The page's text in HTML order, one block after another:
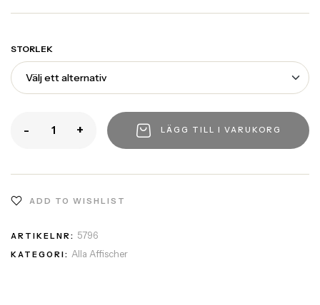
STORLEK
- + LÄGG TILL I VARUKORG
ADD TO WISHLIST
ARTIKELNR: 5796
KATEGORI: Alla Affischer